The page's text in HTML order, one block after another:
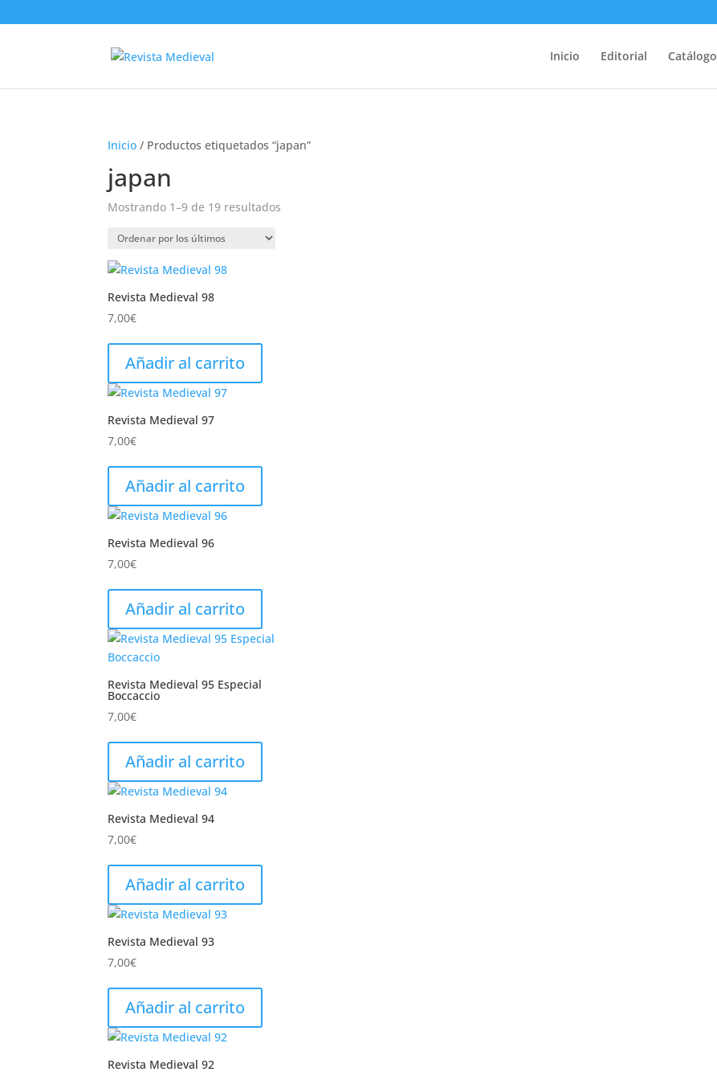
Inicio Editorial Catálogo
Inicio / Productos etiquetados “japan”
japan
Mostrando 1–9 de 19 resultados
Revista Medieval 98
7,00€
Añadir al carrito
Revista Medieval 97
7,00€
Añadir al carrito
Revista Medieval 96
7,00€
Añadir al carrito
Revista Medieval 95 Especial
Boccaccio
7,00€
Añadir al carrito
Revista Medieval 94
7,00€
Añadir al carrito
Revista Medieval 93
7,00€
Añadir al carrito
Revista Medieval 92